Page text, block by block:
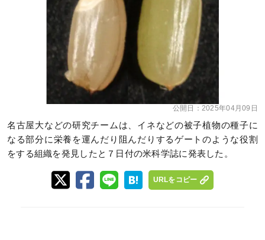
公開日： 2025年04月09日
名古屋大などの研究チームは、イネなどの被子植物の種子に
なる部分に栄養を運んだり阻んだりするゲートのような役割
をする組織を発見したと７日付の米科学誌に発表した。
URLをコピー